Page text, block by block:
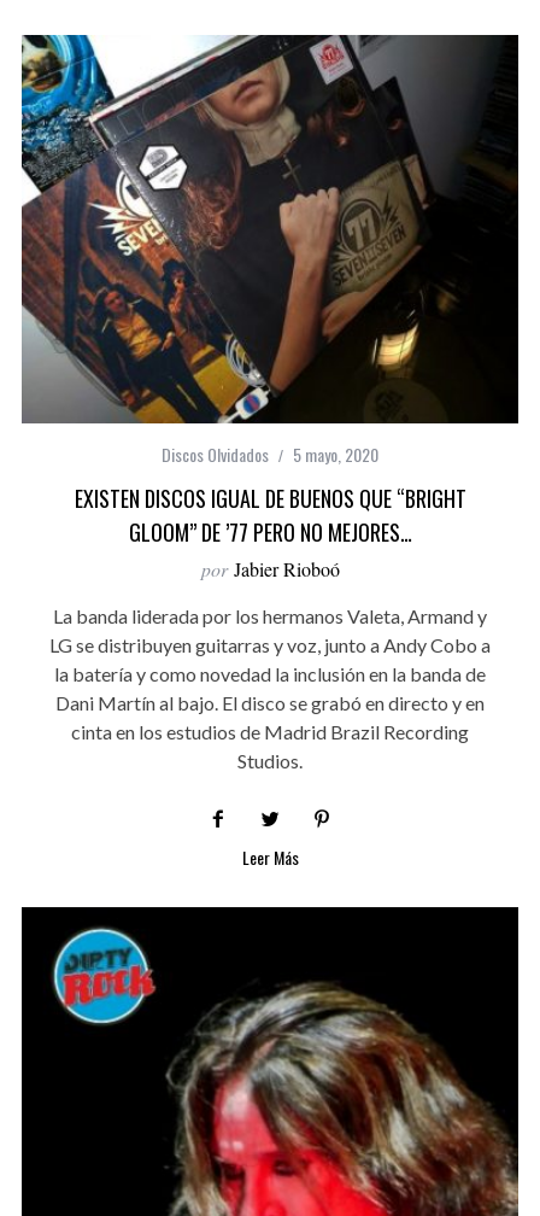
Discos Olvidados 5 mayo, 2020
EXISTEN DISCOS IGUAL DE BUENOS QUE “BRIGHT
GLOOM” DE ’77 PERO NO MEJORES…
por Jabier Rioboó
La banda liderada por los hermanos Valeta, Armand y
LG se distribuyen guitarras y voz, junto a Andy Cobo a
la batería y como novedad la inclusión en la banda de
Dani Martín al bajo. El disco se grabó en directo y en
cinta en los estudios de Madrid Brazil Recording
Studios.
Leer Más